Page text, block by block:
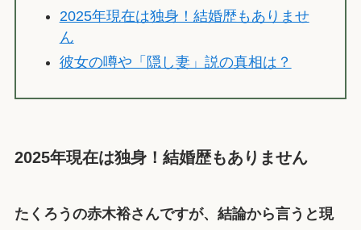
2025年現在は独身！結婚歴もありませ
ん
彼女の噂や「隠し妻」説の真相は？
2025年現在は独身！結婚歴もありません
たくろうの赤木裕さんですが、結論から言うと現